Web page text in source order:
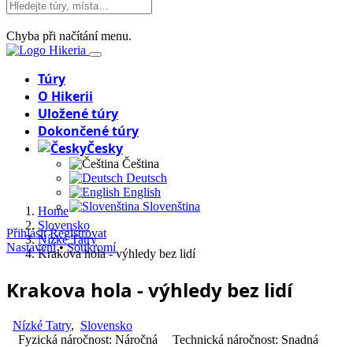
Chyba při načítání menu.
Hikeria
Túry
O Hikerii
Uložené túry
Dokončené túry
Česky
Čeština
Deutsch
English
Slovenština
Přihlásit Registrovat
Nastavení• Soukromí
Home
Slovensko
Nízké Tatry
Krakova hola - výhledy bez lidí
Krakova hola - výhledy bez lidí
Nízké Tatry, Slovensko
Fyzická náročnost: Náročná
Technická náročnost: Snadná